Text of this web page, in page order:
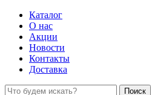
Каталог
О нас
Акции
Новости
Контакты
Доставка